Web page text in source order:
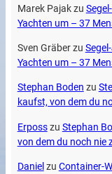
Marek Pajakzu
Yachten um – 37
Sven Gräberzu
Yachten um – 37
Stephan Boden zu
kaufst, von dem du
Erposszu Stephan
von dem du noch nie
Daniel zu Container-